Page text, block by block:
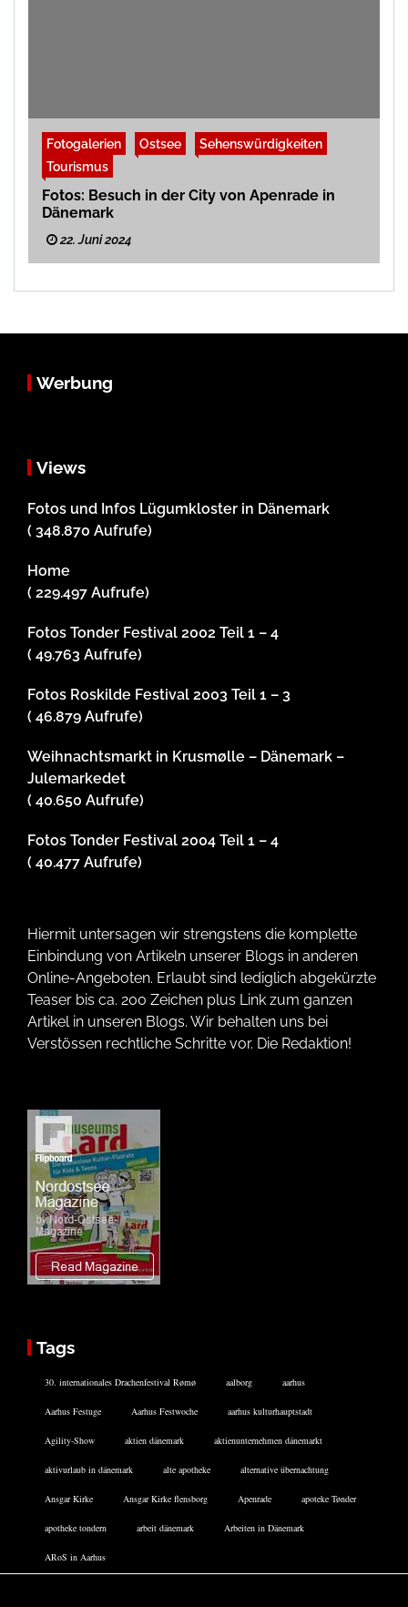
Fotogalerien Ostsee
Sehenswürdigkeiten
Tourismus
Fotos: Besuch in der City von Apenrade in
Dänemark
22. Juni 2024
Werbung
Views
Fotos und Infos Lügumkloster in Dänemark
( 348.870 Aufrufe)
Home
( 229.497 Aufrufe)
Fotos Tonder Festival 2002 Teil 1 – 4
( 49.763 Aufrufe)
Fotos Roskilde Festival 2003 Teil 1 – 3
( 46.879 Aufrufe)
Weihnachtsmarkt in Krusmølle – Dänemark –
Julemarkedet
( 40.650 Aufrufe)
Fotos Tonder Festival 2004 Teil 1 – 4
( 40.477 Aufrufe)
Hiermit untersagen wir strengstens die komplette
Einbindung von Artikeln unserer Blogs in anderen
Online-Angeboten. Erlaubt sind lediglich abgekürzte
Teaser bis ca. 200 Zeichen plus Link zum ganzen
Artikel in unseren Blogs. Wir behalten uns bei
Verstössen rechtliche Schritte vor. Die Redaktion!
Tags
30. internationales Drachenfestival Rømø aalborg aarhus
Aarhus Festuge Aarhus Festwoche aarhus kulturhauptstadt
Agility-Show aktien dänemark aktienunternehmen dänemarkt
aktivurlaub in dänemark alte apotheke alternative übernachtung
Ansgar Kirke Ansgar Kirke flensborg Apenrade apoteke Tønder
apotheke tondern arbeit dänemark Arbeiten in Dänemark
ARoS in Aarhus